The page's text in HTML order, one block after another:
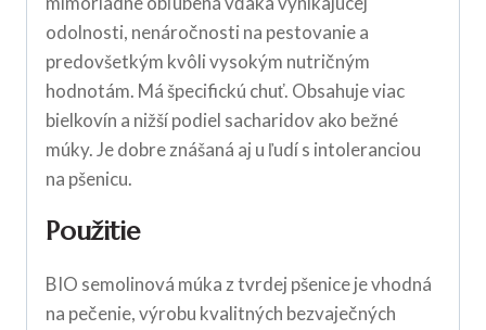
odolnosti, nenáročnosti na pestovanie a
predovšetkým kvôli vysokým nutričným
hodnotám. Má špecifickú chuť. Obsahuje viac
bielkovín a nižší podiel sacharidov ako bežné
múky. Je dobre znášaná aj u ľudí s intoleranciou
na pšenicu.
Použitie
BIO semolinová múka z tvrdej pšenice je vhodná
na pečenie, výrobu kvalitných bezvaječných